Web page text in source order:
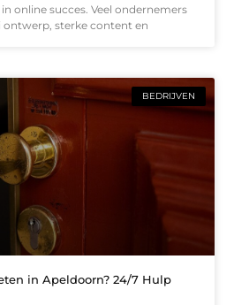
online succes. Veel ondernemers
ontwerp, sterke content en
BEDRIJVEN
in Apeldoorn? 24/7 Hulp